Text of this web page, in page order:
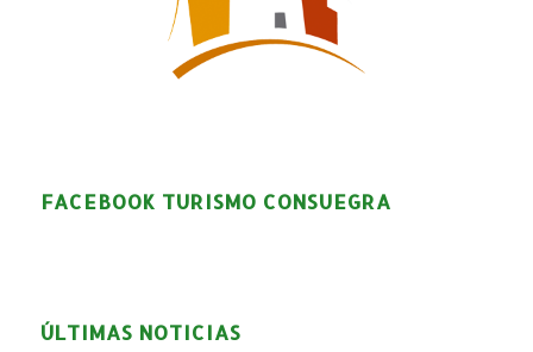
FACEBOOK TURISMO CONSUEGRA
ÚLTIMAS NOTICIAS